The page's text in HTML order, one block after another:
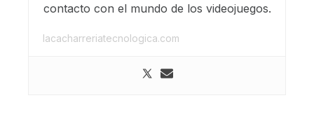
contacto con el mundo de los videojuegos.
lacacharreriatecnologica.com